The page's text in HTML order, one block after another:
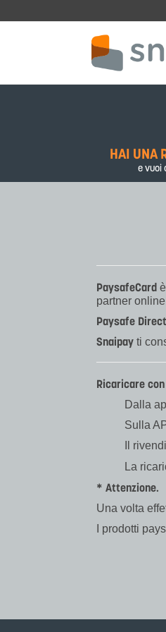
HAI UNA
e vuoi
PaysafeCard
partner
Paysafe Direct
Snaipay ti
Ricaricare
Dalla
Sulla
Il
La
* Attenzione.
Una volta
I prodotti